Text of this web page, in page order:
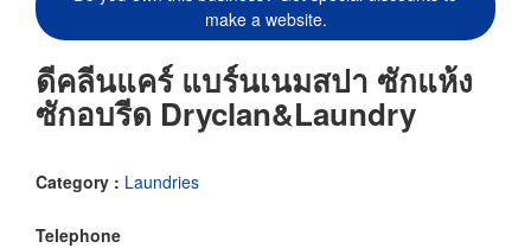
make a website.
ดีคลีนแคร์ แบร์นเนมสปา ซักแห้ง
ซักอบรีด Dryclan&Laundry
Category : Laundries
Telephone